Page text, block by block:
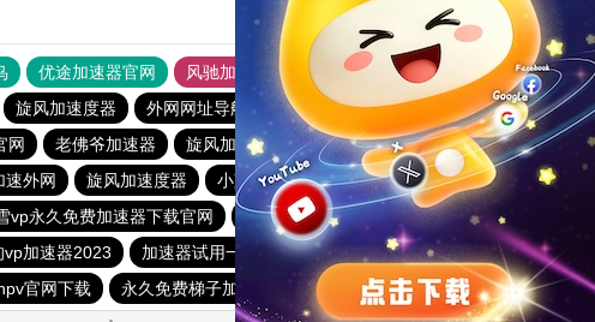
优途加速器官网 风驰加速器
旋风加速器
旋风加速度器 外网网址导航 软件中心 雷霆加速
狂飙加速器
网 老佛爷加速器 旋风加速度器
极光vqn官网
速外网 旋风加速度器 小蓝鸟pvn加速器
飞机加速器
vp永久免费加速器下载官网 黑豹加速器
爬梯子加速器
vp加速器2023 加速器试用一天
永久不收费的海外加速器
官网下载 永久免费梯子加速器app 暴雪加速器 快联加速器